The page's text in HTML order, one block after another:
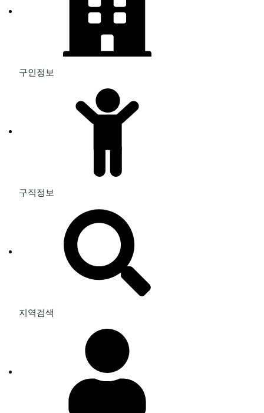
구인정보
구직정보
지역검색